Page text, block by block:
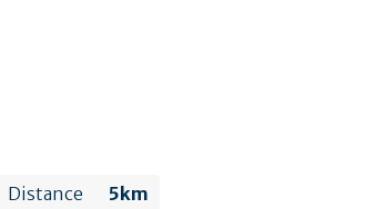
Distance 5km